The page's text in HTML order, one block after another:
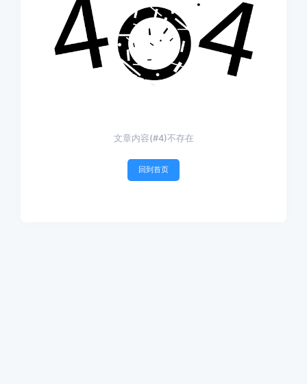
文章内容(#4)不存在
回到首页